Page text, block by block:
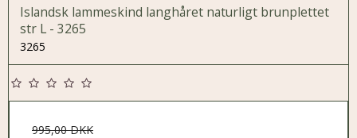
Islandsk lammeskind langhåret naturligt brunplettet
str L - 3265
3265
995,00 DKK